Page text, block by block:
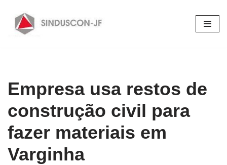
Pular
Empresa usa restos de
construção civil para
fazer materiais em
Varginha